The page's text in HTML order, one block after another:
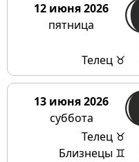
12 июня 2026
пятница
Телец ♉
13 июня 2026
суббота
Телец ♉
Близнецы ♊